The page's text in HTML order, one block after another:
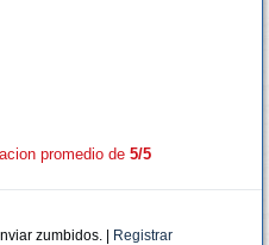
promedio de 5/5
zumbidos. | Registrar